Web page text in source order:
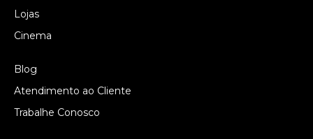
Lojas
Cinema
Blog
Atendimento ao Cliente
Trabalhe Conosco